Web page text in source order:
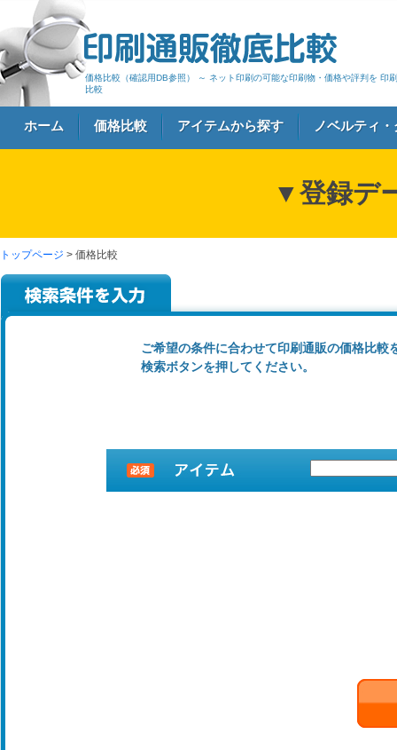
価格比較（確認用DB参照） ～ ネット印刷の可能な印刷物・価格や評判を 印
比較
ホーム 価格比較 アイテムから探す ノベルティ
▼登録デ
トップページ > 価格比較
ご希望の条件に合わせて印刷通販の価格比
検索ボタンを押してください。